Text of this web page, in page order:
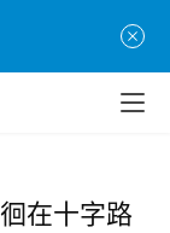
在十字路